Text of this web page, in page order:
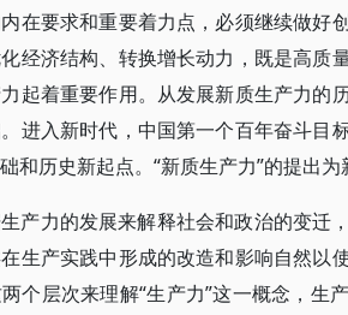
在要求和重要着力点，必须继续做好
经济结构、转换增长动力，既是高质
起着重要作用。从发展新质生产力的
进入新时代，中国第一个百年奋斗目
和历史新起点。“新质生产力”的提出
产力的发展来解释社会和政治的变迁
生产实践中形成的改造和影响自然以
个层次来理解“生产力”这一概念，生